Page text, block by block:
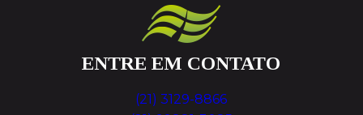
ENTRE EM CONTATO
(21) 3129-8866